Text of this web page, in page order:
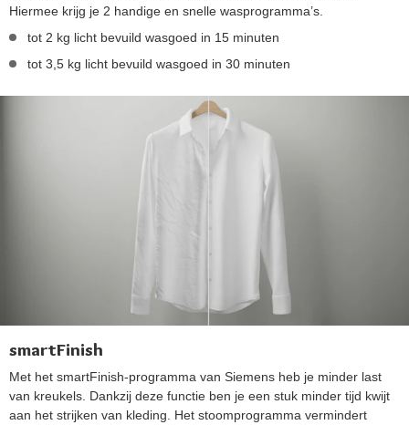
Hiermee krijg je 2 handige en snelle wasprogramma’s.
tot 2 kg licht bevuild wasgoed in 15 minuten
tot 3,5 kg licht bevuild wasgoed in 30 minuten
smartFinish
Met het smartFinish-programma van Siemens heb je minder last
van kreukels. Dankzij deze functie ben je een stuk minder tijd kwijt
aan het strijken van kleding. Het stoomprogramma vermindert